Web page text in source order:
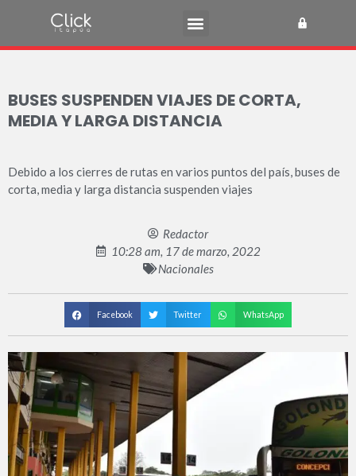
BUSES SUSPENDEN VIAJES DE CORTA,
MEDIA Y LARGA DISTANCIA
Debido a los cierres de rutas en varios puntos del país, buses de
corta, media y larga distancia suspenden viajes
Redactor
10:28 am, 17 de marzo, 2022
Nacionales
Facebook Twitter WhatsApp